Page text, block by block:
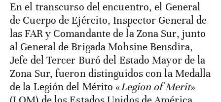
En el transcurso del encuentro, el General
de Cuerpo de Ejército, Inspector General de
las FAR y Comandante de la Zona Sur, junto
al General de Brigada Mohsine Bensdira,
Jefe del Tercer Buró del Estado Mayor de la
Zona Sur, fueron distinguidos con la Medalla
de la Legión del Mérito «Legion of Merit»